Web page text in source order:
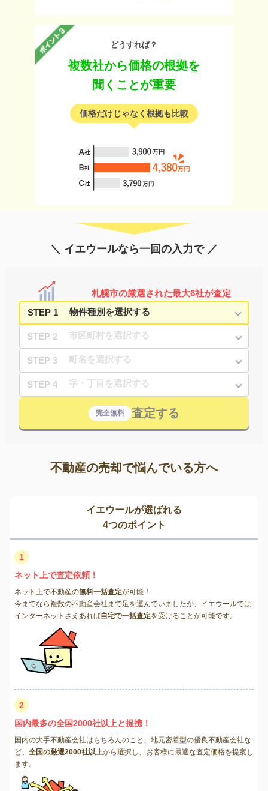
どうすれば？
複数社から価格の根拠を
聞くことが重要
価格だけじゃなく根拠も比較
＼ イエウールなら一回の入力で ／
札幌市の厳選された最大6社が査定
STEP 1
STEP 2
STEP 3
STEP 4
完全無料 査定する
不動産の売却で悩んでいる方へ
イエウールが選ばれる
4つのポイント
1
ネット上で査定依頼！
ネット上で不動産の無料一括査定が可能！
今までなら複数の不動産会社まで足を運んでいましたが、イエウールでは
インターネットさえあれば自宅で一括査定を受けることが可能です。
2
国内最多の全国2000社以上と提携！
国内の大手不動産会社はもちろんのこと、地元密着型の優良不動産会社な
ど、 全国の厳選2000社以上から選択し、お客様に最適な査定価格を提案し
ます。